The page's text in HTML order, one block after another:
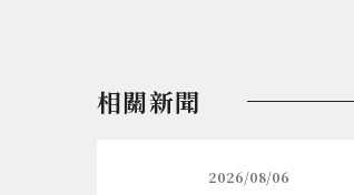
相關新聞
2026/08/06